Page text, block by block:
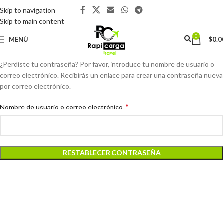
Skip to navigation
Skip to main content
MENÚ 0 $
¿Perdiste tu contraseña? Por favor, introduce tu nombre de usuario o
correo electrónico. Recibirás un enlace para crear una contraseña nueva
por correo electrónico.
Nombre de usuario o correo electrónico *
RESTABLECER CONTRASEÑA